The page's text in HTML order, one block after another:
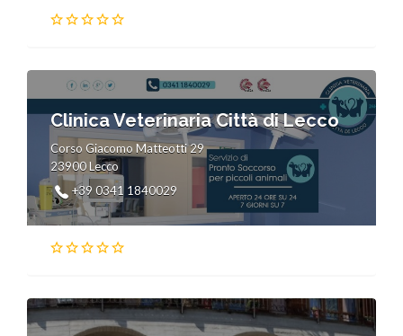
Clinica Veterinaria Città di Lecco
Corso Giacomo Matteotti 29
23900 Lecco
+39 0341 1840029